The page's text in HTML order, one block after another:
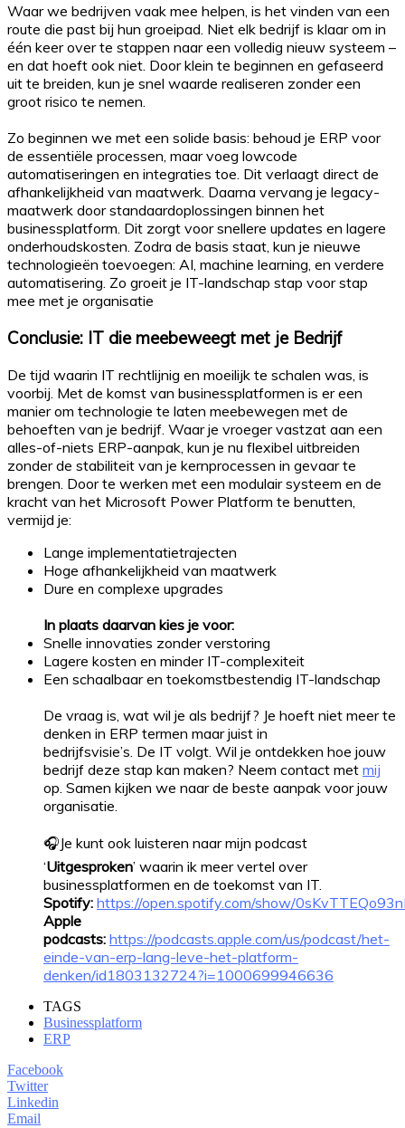
Waar we bedrijven vaak mee helpen, is het vinden van een
route die past bij hun groeipad. Niet elk bedrijf is klaar om in
één keer over te stappen naar een volledig nieuw systeem –
en dat hoeft ook niet. Door klein te beginnen en gefaseerd
uit te breiden, kun je snel waarde realiseren zonder een
groot risico te nemen.
Zo beginnen we met een solide basis: behoud je ERP voor
de essentiële processen, maar voeg lowcode
automatiseringen en integraties toe. Dit verlaagt direct de
afhankelijkheid van maatwerk. Daarna vervang je legacy-
maatwerk door standaardoplossingen binnen het
businessplatform. Dit zorgt voor snellere updates en lagere
onderhoudskosten. Zodra de basis staat, kun je nieuwe
technologieën toevoegen: AI, machine learning, en verdere
automatisering. Zo groeit je IT-landschap stap voor stap
mee met je organisatie
Conclusie: IT die meebeweegt met je Bedrijf
De tijd waarin IT rechtlijnig en moeilijk te schalen was, is
voorbij. Met de komst van businessplatformen is er een
manier om technologie te laten meebewegen met de
behoeften van je bedrijf. Waar je vroeger vastzat aan een
alles-of-niets ERP-aanpak, kun je nu flexibel uitbreiden
zonder de stabiliteit van je kernprocessen in gevaar te
brengen. Door te werken met een modulair systeem en de
kracht van het Microsoft Power Platform te benutten,
vermijd je:
Lange implementatietrajecten
Hoge afhankelijkheid van maatwerk
Dure en complexe upgrades
In plaats daarvan kies je voor:
Snelle innovaties zonder verstoring
Lagere kosten en minder IT-complexiteit
Een schaalbaar en toekomstbestendig IT-landschap
De vraag is, wat wil je als bedrijf? Je hoeft niet meer te
denken in ERP termen maar juist in
bedrijfsvisie’s. De IT volgt. Wil je ontdekken hoe jouw
bedrijf deze stap kan maken? Neem contact met mij
op. Samen kijken we naar de beste aanpak voor jouw
organisatie.
🎧Je kunt ook luisteren naar mijn podcast
‘Uitgesproken’ waarin ik meer vertel over
businessplatformen en de toekomst van IT.
Spotify: https://open.spotify.com/show/
Apple
podcasts: https://podcasts.apple.com/us/podcast/het-
einde-van-erp-lang-leve-het-platform-
denken/id1803132724?i=1000699946636
TAGS
Businessplatform
ERP
Facebook
Twitter
Linkedin
Email